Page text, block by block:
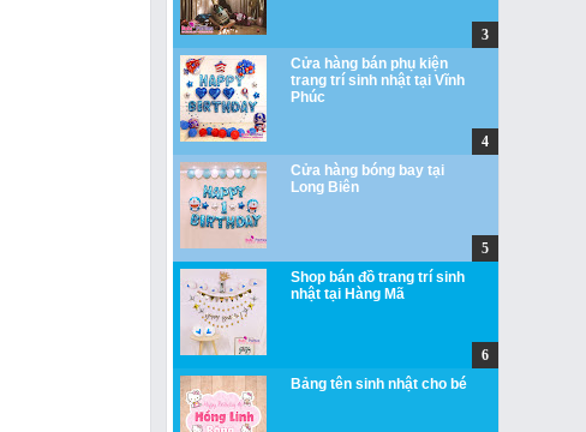
Cửa hàng bán phụ kiện
trang trí sinh nhật tại Vĩnh
Phúc
Cửa hàng bóng bay tại
Long Biên
Shop bán đồ trang trí sinh
nhật tại Hàng Mã
Bảng tên sinh nhật cho bé